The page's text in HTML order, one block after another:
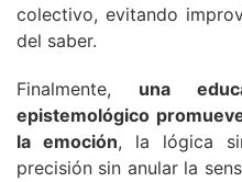
colectivo, evitando
del saber.
Finalmente, una
epistemológico
la emoción, la lógica
precisión sin anular la